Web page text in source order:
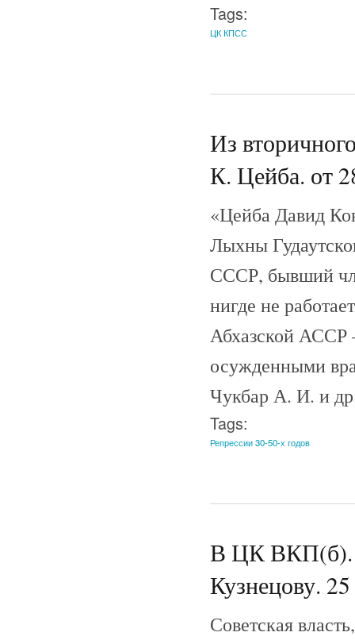
Tags:
ЦК КПСС
Из
К. Цейба. от
«Цейба Давид
Лыхны
СССР, бывший
нигде не
Абхазской АССР
осужденными
Чукбар А. И. и
Tags:
Репрессии 30-50-х годов
В ЦК ВКП(б).
Кузнецову.
Советская